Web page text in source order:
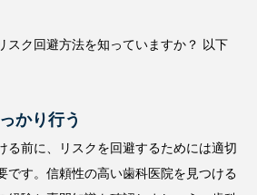
スク回避方法を知っていますか？ 以下
かり行う
る前に、リスクを回避するためには適切
です。信頼性の高い歯科医院を見つける